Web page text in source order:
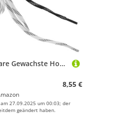
Parliky 2 Paare Gewachste Hockey Schnürsenkel Verschleißfeste Eishockey Schnürsenkel für Schlittschuhe Rollschuhe und Hockey Skates Langlebige Sportschnürsenkel in Schwarz und Weiß
8,55 €
27.09.2025 um 00:03; der
geändert haben.